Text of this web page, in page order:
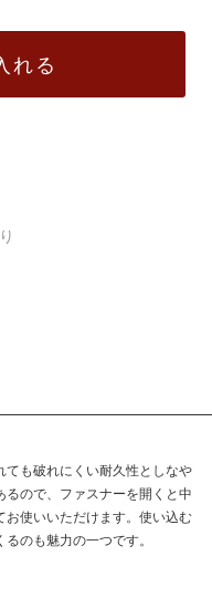
れる
ても破れにくい耐久性としなや
ので、ファスナーを開くと中
お使いいただけます。使い込む
のも魅力の一つです。